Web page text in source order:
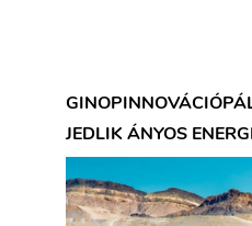
GINOPINNOVÁCIÓ
JEDLIK ÁNYOS